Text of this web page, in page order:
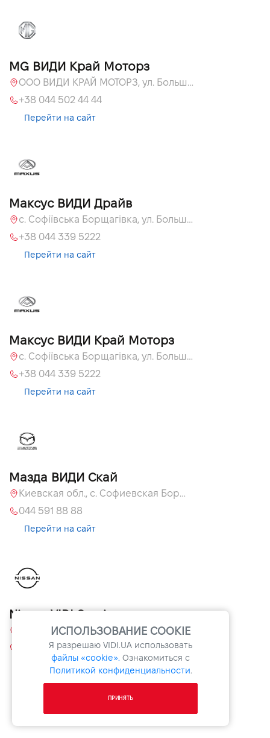
MG ВИДИ Край Моторз
ООО ВИДИ КРАЙ МОТОРЗ, ул. Большая Кольцевая, 60а
+38 044 502 44 44
Перейти на сайт
Максус ВИДИ Драйв
с. Софіївська Борщагівка, ул. Большая Кольцевая, 60а
+38 044 339 5222
Перейти на сайт
Максус ВИДИ Край Моторз
с. Софіївська Борщагівка, ул. Большая Кольцевая, 60а
+38 044 339 5222
Перейти на сайт
Мазда ВИДИ Скай
Киевская обл., с. Софиевская Борщаговка, ул. Большая Кольцевая, 60 А
044 591 88 88
Перейти на сайт
Nissan VIDI Sunrise
ул. Большая Кольцевая, 60а, Софиевская Борщаговка, Киевская обл.
+38 044 507 00 07
Перейти на сайт
ИСПОЛЬЗОВАНИЕ COOKIE
Я разрешаю VIDI.UA использовать
файлы «cookie». Ознакомиться с
Политикой конфиденциальности.
ПРИНЯТЬ